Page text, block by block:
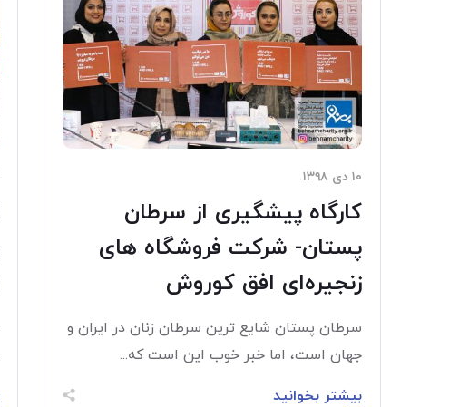
۱۰ دی ۱۳۹۸
کارگاه پیشگیری از سرطان
پستان- شرکت فروشگاه های
زنجیره‌ای افق کوروش
سرطان پستان شایع ترین سرطان زنان در ایران و
جهان است، اما خبر خوب این است که...
بیشتر بخوانید